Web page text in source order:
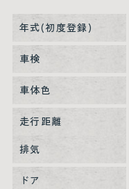
年式(初度登録)
車検
車体色
走行距離
排気
ドア